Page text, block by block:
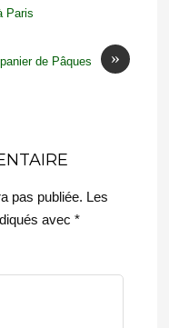
Paris
»
de Pâques
pas publiée. Les
avec *